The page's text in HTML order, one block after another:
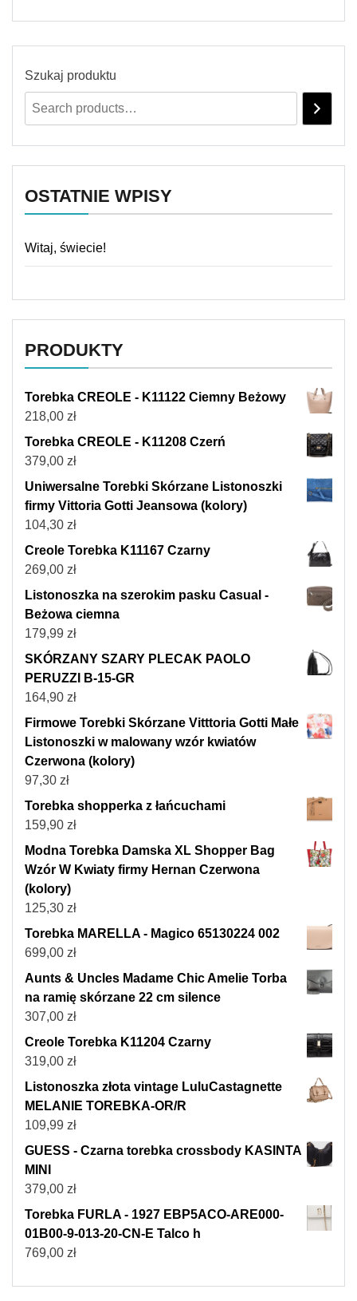
Szukaj produktu
OSTATNIE WPISY
Witaj, świecie!
PRODUKTY
Torebka CREOLE - K11122 Ciemny Beżowy
218,00 zł
Torebka CREOLE - K11208 Czerń
379,00 zł
Uniwersalne Torebki Skórzane Listonoszki
firmy Vittoria Gotti Jeansowa (kolory)
104,30 zł
Creole Torebka K11167 Czarny
269,00 zł
Listonoszka na szerokim pasku Casual -
Beżowa ciemna
179,99 zł
SKÓRZANY SZARY PLECAK PAOLO
PERUZZI B-15-GR
164,90 zł
Firmowe Torebki Skórzane Vitttoria Gotti Małe
Listonoszki w malowany wzór kwiatów
Czerwona (kolory)
97,30 zł
Torebka shopperka z łańcuchami
159,90 zł
Modna Torebka Damska XL Shopper Bag
Wzór W Kwiaty firmy Hernan Czerwona
(kolory)
125,30 zł
Torebka MARELLA - Magico 65130224 002
699,00 zł
Aunts & Uncles Madame Chic Amelie Torba
na ramię skórzane 22 cm silence
307,00 zł
Creole Torebka K11204 Czarny
319,00 zł
Listonoszka złota vintage LuluCastagnette
MELANIE TOREBKA-OR/R
109,99 zł
GUESS - Czarna torebka crossbody KASINTA
MINI
379,00 zł
Torebka FURLA - 1927 EBP5ACO-ARE000-
01B00-9-013-20-CN-E Talco h
769,00 zł